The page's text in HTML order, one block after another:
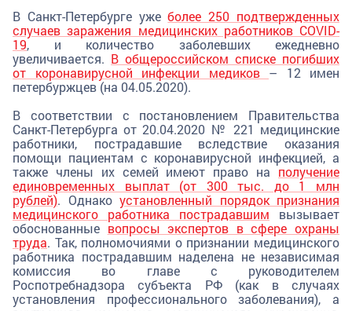
В Санкт-Петербурге ужеболее 250 подтвержденных
случаев заражения медицинских работников СOVID-
19, и количество заболевших ежедневно
увеличивается. В общероссийском списке погибших
от коронавирусной инфекции медиков – 12 имен
петербуржцев (на 04.05.2020).
В соответствии с постановлением Правительства
Санкт-Петербурга от 20.04.2020 № 221 медицинские
работники, пострадавшие вследствие оказания
помощи пациентам с коронавирусной инфекцией, а
также члены их семей имеют право наполучение
единовременных выплат (от 300 тыс. до 1 млн
рублей). Однако установленный порядок признания
медицинского работника пострадавшим вызывает
обоснованные вопросы экспертов в сфере охраны
труда. Так, полномочиями о признании медицинского
работника пострадавшим наделена не независимая
комиссия во главе с руководителем
Роспотребнадзора субъекта РФ (как в случаях
установления профессионального заболевания), а